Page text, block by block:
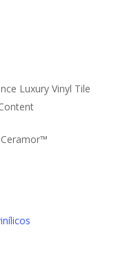
Luxury Vinyl Tile